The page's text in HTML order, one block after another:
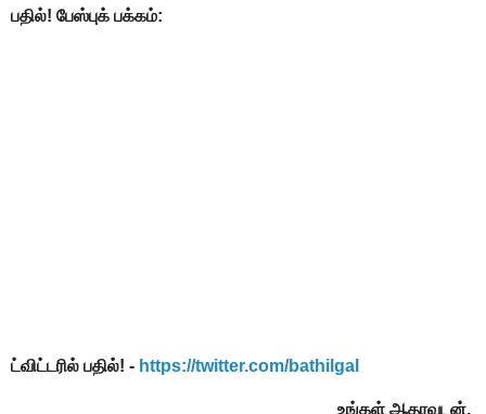
பதில்! பேஸ்புக் பக்கம்:
ட்விட்டரில் பதில்! - https://twitter.com/bathilgal
உங்கள் ஆதரவுடன்,